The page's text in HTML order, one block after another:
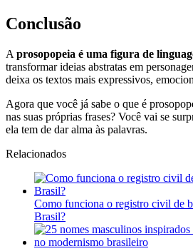
Conclusão
A prosopopeia é uma figura de
transformar ideias abstratas em
deixa os textos mais expressivos,
Agora que você já sabe o que é
nas suas próprias frases? Você vai se
ela tem de dar alma às palavras.
Relacionados
Como funciona o registro civil de
Brasil?